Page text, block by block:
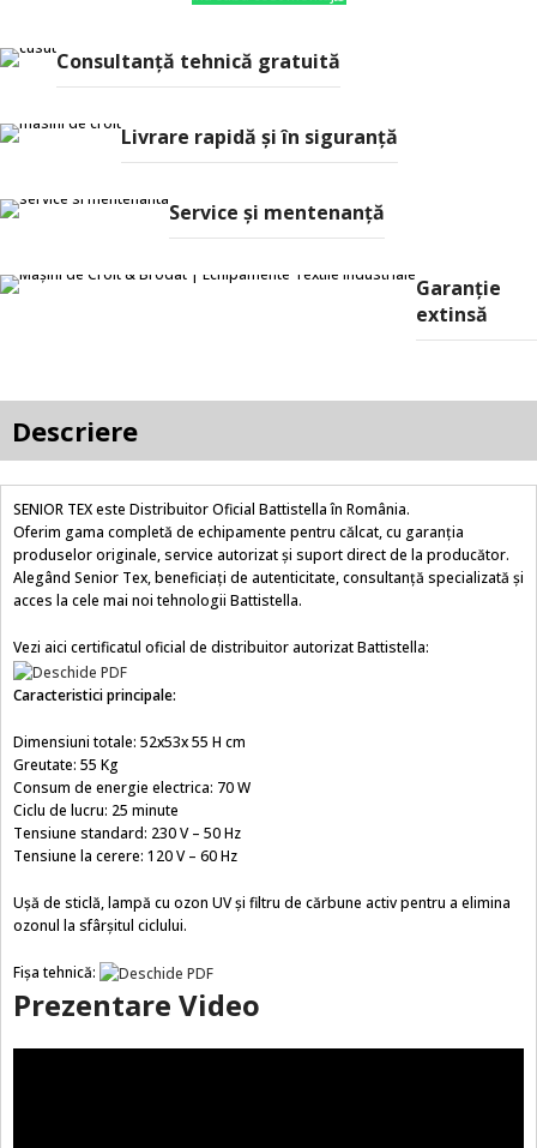
Consultanţă tehnică gratuită
Livrare rapidă şi în siguranţă
Service și mentenanță
Garanție
extinsă
Descriere
SENIOR TEX este Distribuitor Oficial Battistella în România.
Oferim gama completă de echipamente pentru călcat, cu garanția
produselor originale, service autorizat și suport direct de la producător.
Alegând Senior Tex, beneficiați de autenticitate, consultanță specializată și
acces la cele mai noi tehnologii Battistella.
Vezi aici certificatul oficial de distribuitor autorizat Battistella:
Caracteristici principale:
Dimensiuni totale: 52x53x 55 H cm
Greutate: 55 Kg
Consum de energie electrica: 70 W
Ciclu de lucru: 25 minute
Tensiune standard: 230 V – 50 Hz
Tensiune la cerere: 120 V – 60 Hz
Ușă de sticlă, lampă cu ozon UV și filtru de cărbune activ pentru a elimina
ozonul la sfârșitul ciclului.
Fișa tehnică:
Prezentare Video